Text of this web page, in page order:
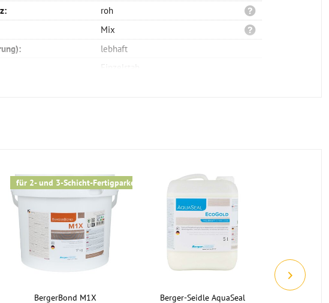
roh
Mix
lebhaft
Einzelstab
2-Schicht
nicht geeignet
geeignet
geeignet
bedingt geeignet
für 2- und 3-Schicht-Fertigparkett
BergerBond M1X
Berger-Seidle AquaSeal